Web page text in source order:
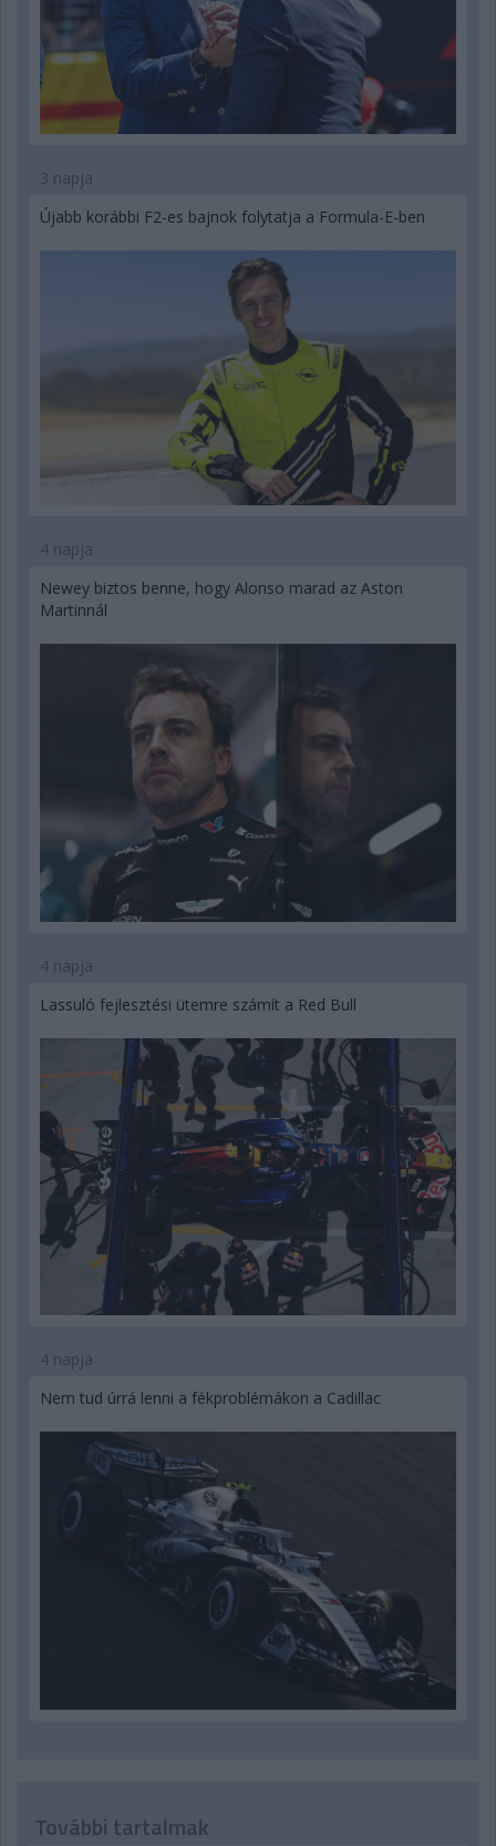
3 napja
Újabb korábbi F2-es bajnok folytatja a Formula-E-ben
4 napja
Newey biztos benne, hogy Alonso marad az Aston
Martinnál
4 napja
Lassuló fejlesztési ütemre számít a Red Bull
4 napja
Nem tud úrrá lenni a fékproblémákon a Cadillac
További tartalmak